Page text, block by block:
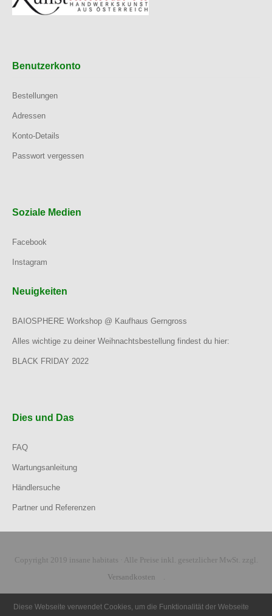
Benutzerkonto
Bestellungen
Adressen
Konto-Details
Passwort vergessen
Soziale Medien
Facebook
Instagram
Neuigkeiten
BAIOSPHERE Workshop @ Kaufhaus Gerngross
Alles wichtige zu deiner Weihnachtsbestellung findest du hier:
BLACK FRIDAY 2022
Dies und Das
FAQ
Wartungsanleitung
Händlersuche
Partner und Referenzen
Copyright 2019 insane habitats · Alle Preise inkl. gesetzlicher MwSt. zzgl.
Versandkosten
Diese Webseite verwendet Cookies, um die Funktionalität der Webseite